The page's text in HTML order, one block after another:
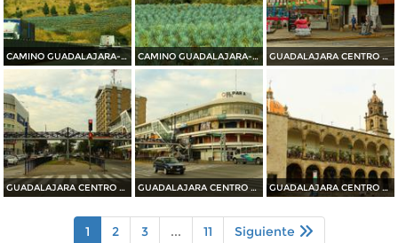
CAMINO GUADALAJARA---PUERTO VALLARTA 2014 CAMINO GUADALAJARA---PUERTO VALLARTA 2014 GUADALAJARA CENTRO HISTORICO 2014
GUADALAJARA CENTRO HISTORICO 2014 GUADALAJARA CENTRO HISTORICO 2014 GUADALAJARA CENTRO HISTORICO 2014
1 2 3 ... 11 Siguiente